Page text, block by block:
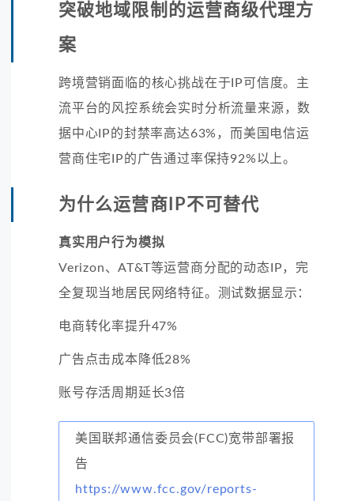
突破地域限制的运营商级代理方
案
跨境营销面临的核心挑战在于IP可信度。主
流平台的风控系统会实时分析流量来源，数
据中心IP的封禁率高达63%，而美国电信运
营商住宅IP的广告通过率保持92%以上。
为什么运营商IP不可替代
真实用户行为模拟
Verizon、AT&T等运营商分配的动态IP，完
全复现当地居民网络特征。测试数据显示：
电商转化率提升47%
广告点击成本降低28%
账号存活周期延长3倍
美国联邦通信委员会(FCC)宽带部署报
告
https://www.fcc.gov/reports-